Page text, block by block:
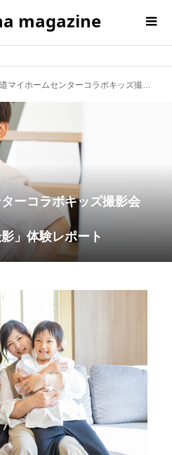
magazine
ームセンターコラボキッズ撮影会2026 spring 「グランプリモデル撮影」体験レポート
ーコラボキッズ撮影会
」体験レポート